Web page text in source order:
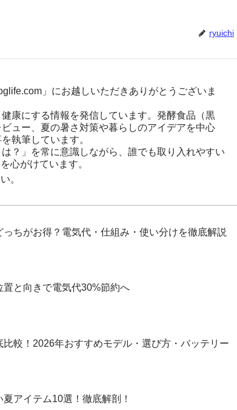
ryuichi
」にお越しいただきありがとうございま
康にする情報を発信しています。発酵食品（黒
ュー、夏の暑さ対策や暮らしのアイデアを中心
執筆しています。
？」を常に意識しながら、誰でも取り入れやすい
心がけています。
。
っちがお得？電気代・仕組み・使い分けを徹底解説
と向きで電気代30%節約へ
較！2026年おすすめモデル・選び方・バッテリー
アイテム10選！徹底解剖！